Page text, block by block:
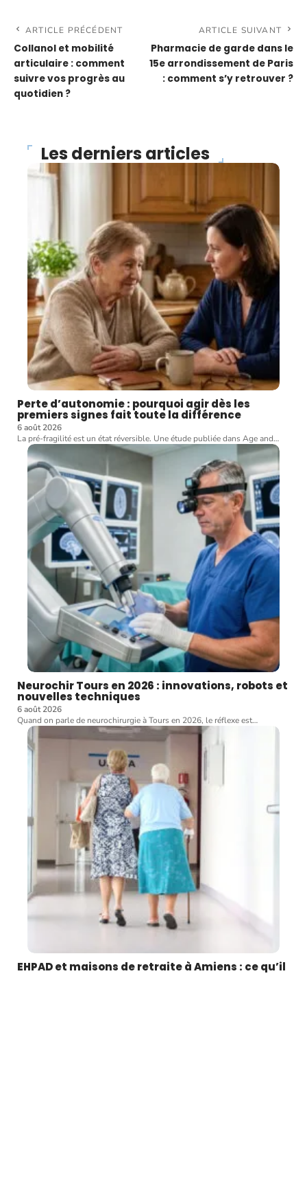
ARTICLE PRÉCÉDENT
Collanol et mobilité
articulaire : comment
suivre vos progrès au
quotidien ?
ARTICLE SUIVANT
Pharmacie de garde dans le
15e arrondissement de Paris
: comment s’y retrouver ?
Les derniers articles
Perte d’autonomie : pourquoi agir dès les
premiers signes fait toute la différence
6 août 2026
La pré-fragilité est un état réversible. Une étude publiée dans Age and…
Neurochir Tours en 2026 : innovations, robots et
nouvelles techniques
6 août 2026
Quand on parle de neurochirurgie à Tours en 2026, le réflexe est…
EHPAD et maisons de retraite à Amiens : ce qu’il